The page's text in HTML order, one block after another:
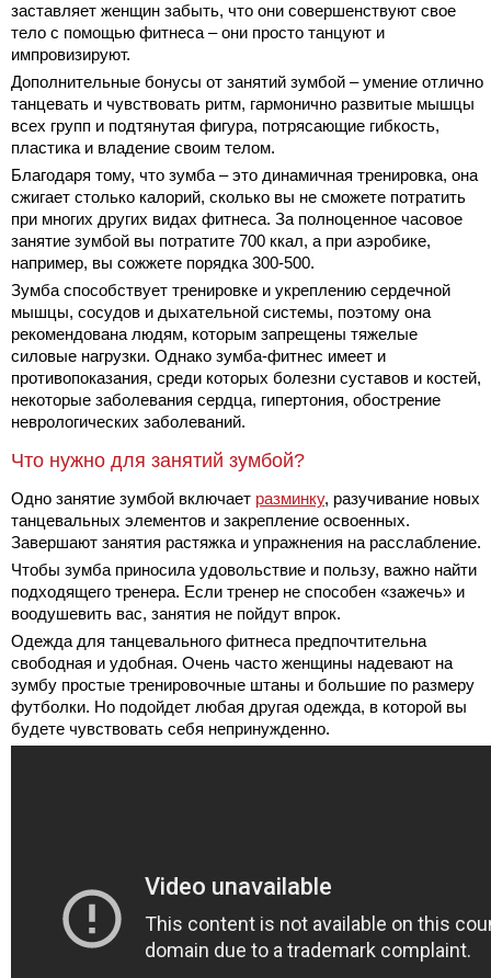
заставляет женщин забыть, что они совершенствуют свое
тело с помощью фитнеса – они просто танцуют и
импровизируют.
Дополнительные бонусы от занятий зумбой – умение отлично
танцевать и чувствовать ритм, гармонично развитые мышцы
всех групп и подтянутая фигура, потрясающие гибкость,
пластика и владение своим телом.
Благодаря тому, что зумба – это динамичная тренировка, она
сжигает столько калорий, сколько вы не сможете потратить
при многих других видах фитнеса. За полноценное часовое
занятие зумбой вы потратите 700 ккал, а при аэробике,
например, вы сожжете порядка 300-500.
Зумба способствует тренировке и укреплению сердечной
мышцы, сосудов и дыхательной системы, поэтому она
рекомендована людям, которым запрещены тяжелые
силовые нагрузки. Однако зумба-фитнес имеет и
противопоказания, среди которых болезни суставов и костей,
некоторые заболевания сердца, гипертония, обострение
неврологических заболеваний.
Что нужно для занятий зумбой?
Одно занятие зумбой включает разминку, разучивание новых
танцевальных элементов и закрепление освоенных.
Завершают занятия растяжка и упражнения на расслабление.
Чтобы зумба приносила удовольствие и пользу, важно найти
подходящего тренера. Если тренер не способен «зажечь» и
воодушевить вас, занятия не пойдут впрок.
Одежда для танцевального фитнеса предпочтительна
свободная и удобная. Очень часто женщины надевают на
зумбу простые тренировочные штаны и большие по размеру
футболки. Но подойдет любая другая одежда, в которой вы
будете чувствовать себя непринужденно.